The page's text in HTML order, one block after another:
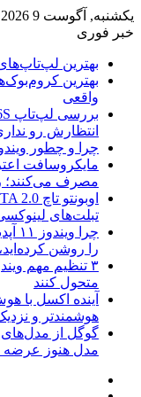
یکشنبه, آگوست 9 2026
خبر فوری
بهترین لپ‌تاپ‌های 2026 | راهنمای خرید از اقتصادی تا
واقعی
انتظارش رو
چرا و چطور ویندوز ۱۱ هوم رو به پرو آپگرید
مصرف می‌کنند؛
تبلت‌های
را روشن
۳ تنظیم مهم
متحول کنند
هوشمندتر و
مدل هنوز